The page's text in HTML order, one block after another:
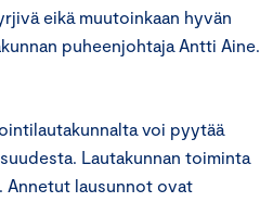
eikä muutoinkaan hyvän
puheenjohtaja Antti Aine.
voi pyytää
Lautakunnan toiminta
Annetut lausunnot ovat